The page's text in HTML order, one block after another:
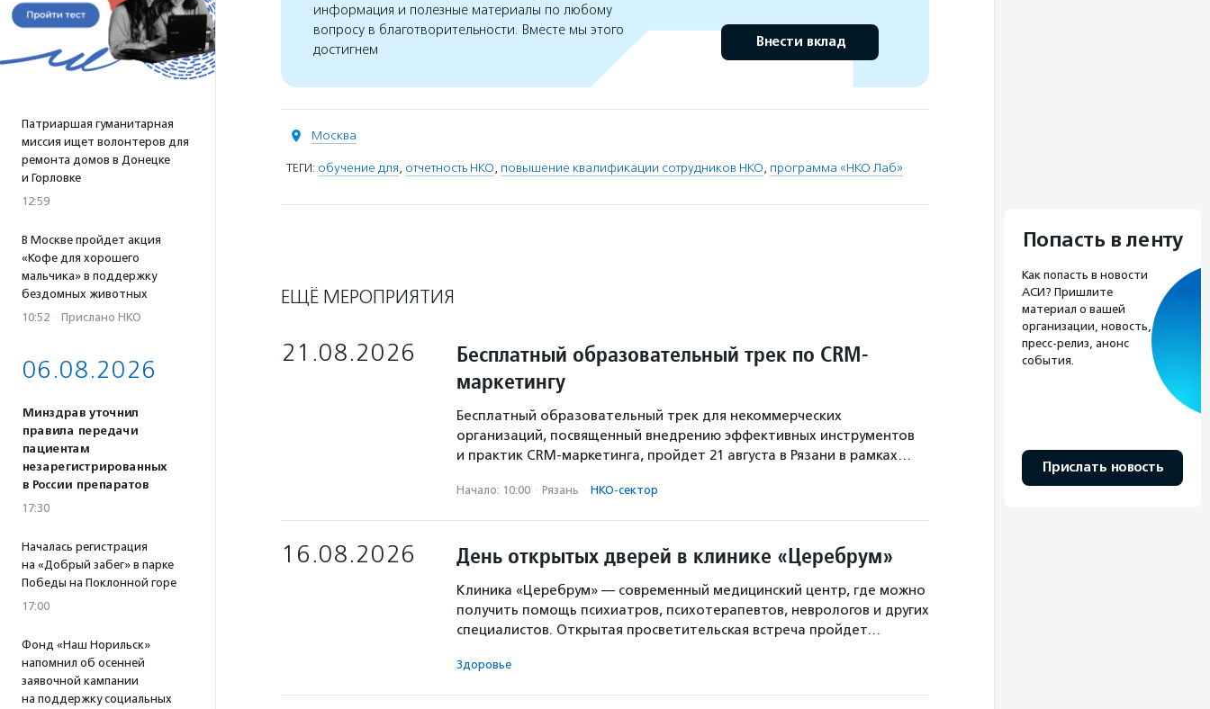
Патриаршая гуманитарная
миссия ищет волонтеров для
ремонта домов в Донецке
и Горловке
12:59
В Москве пройдет акция
«Кофе для хорошего
мальчика» в поддержку
бездомных животных
10:52 · Прислано НКО
06.08.2026
Минздрав уточнил
правила передачи
пациентам
незарегистрированных
в России препаратов
17:30
Началась регистрация
на «Добрый забег» в парке
Победы на Поклонной горе
17:00
Фонд «Наш Норильск»
напомнил об осенней
заявочной кампании
на поддержку социальных
информация и полезные материалы по любому
вопросу в благотворительности. Вместе мы этого
достигнем
Внести вклад
Москва
ТЕГИ: обучение для, отчетность НКО, повышение квалификации сотрудников НКО, программа «НКО Лаб»
ЕЩЁ МЕРОПРИЯТИЯ
21.08.2026
Бесплатный образовательный трек по CRM-
маркетингу
Бесплатный образовательный трек для некоммерческих
организаций, посвященный внедрению эффективных инструментов
и практик CRM-маркетинга, пройдет 21 августа в Рязани в рамках…
Начало: 10:00 · Рязань · НКО-сектор
16.08.2026 День открытых дверей в клинике «Церебрум»
Клиника «Церебрум» — современный медицинский центр, где можно
получить помощь психиатров, психотерапевтов, неврологов и других
специалистов. Открытая просветительская встреча пройдет…
Здоровье
Попасть в ленту
Как попасть в новости
АСИ? Пришлите
материал о вашей
организации, новость,
пресс-релиз, анонс
события.
Прислать новость